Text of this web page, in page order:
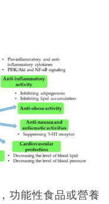
功能性食品或營養